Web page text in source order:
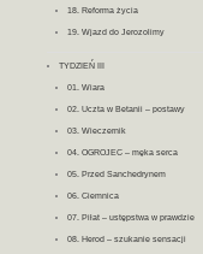
18. Reforma życia
19. Wjazd do Jerozolimy
TYDZIEŃ III
01. Wiara
02. Uczta w Betanii – postawy
03. Wieczernik
04. OGROJEC – męka serca
05. Przed Sanchedrynem
06. Ciemnica
07. Piłat – ustępstwa w prawdzie
08. Herod – szukanie sensacji